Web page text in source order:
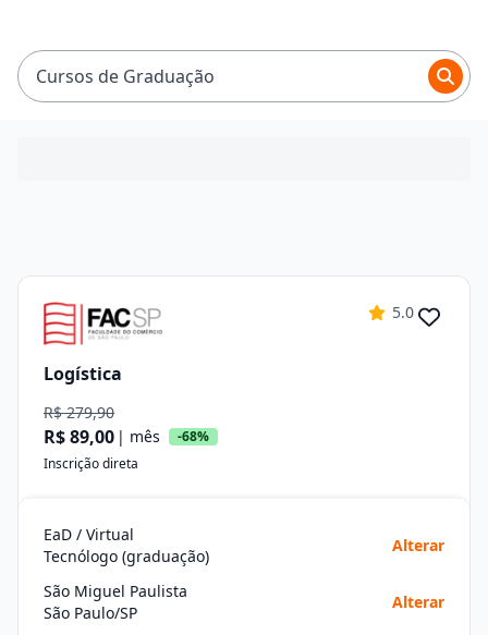
Cursos de Graduação
5.0
Logística
R$ 279,90
R$ 89,00 | mês
-68%
Inscrição direta
EaD / Virtual
Tecnólogo (graduação)
Alterar
São Miguel Paulista
São Paulo/SP
Alterar